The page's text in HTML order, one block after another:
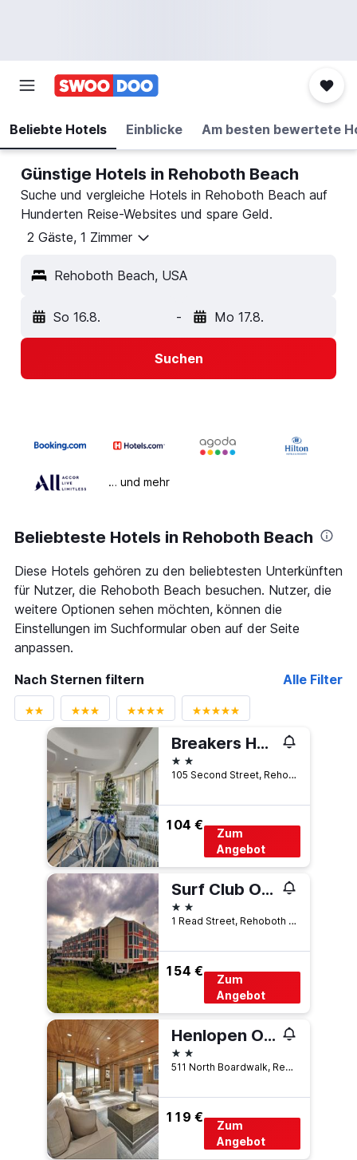
Beliebte Hotels Einblicke Am besten bewertete
Günstige Hotels in Rehoboth Beach
Suche und vergleiche Hotels in Rehoboth Beach auf
Hunderten Reise-Websites und spare Geld.
2 Gäste, 1 Zimmer
Rehoboth Beach, USA
So 16.8. - Mo 17.8.
Suchen
… und mehr
Beliebteste Hotels in Rehoboth Beach
Diese Hotels gehören zu den beliebtesten Unterkünften
für Nutzer, die Rehoboth Beach besuchen. Nutzer, die
weitere Optionen sehen möchten, können die
Einstellungen im Suchformular oben auf der Seite
anpassen.
Nach Sternen filtern
Alle Filter
Breakers Hotel & Suites
2 Sterne
105 Second Street, Rehoboth Beach, DE, USA
104 €
Zum
Angebot
Surf Club Oceanfront Hotel
2 Sterne
1 Read Street, Rehoboth Beach, DE, USA
154 €
Zum
Angebot
Henlopen Oceanfront Hotel
2 Sterne
511 North Boardwalk, Rehoboth Beach, DE, USA
119 €
Zum
Angebot